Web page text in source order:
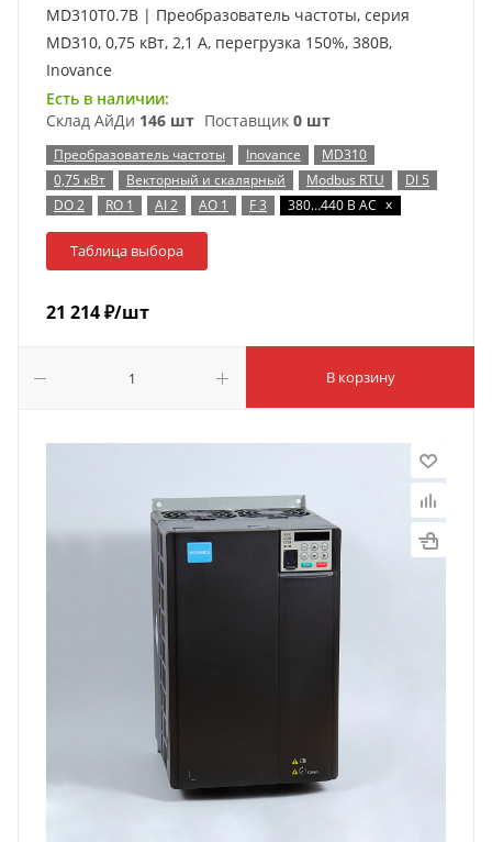
MD310T0.7B | Преобразователь частоты, серия
MD310, 0,75 кВт, 2,1 А, перегрузка 150%, 380B,
Inovance
Есть в наличии:
Склад АйДи 146 шт Поставщик 0 шт
Преобразователь частоты Inovance
MD310
0,75 кВт
Векторный и скалярный Modbus RTU
DI 5
DO 2
RO 1 AI 2 AO 1 F 3 380…440 В AC x
Таблица выбора
21 214₽/шт
В корзину